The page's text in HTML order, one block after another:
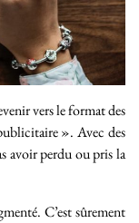
vers le format des
». Avec des
avoir perdu ou pris la
C’est sûrement